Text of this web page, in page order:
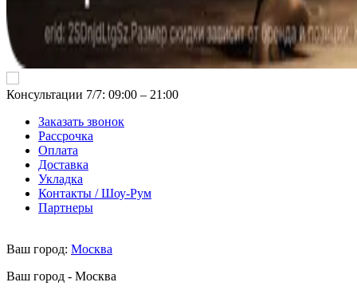
Консультации 7/7: 09:00 ‒ 21:00
Заказать звонок
Рассрочка
Оплата
Доставка
Укладка
Контакты / Шоу-Рум
Партнеры
Ваш город: Москва
Ваш город - Москва